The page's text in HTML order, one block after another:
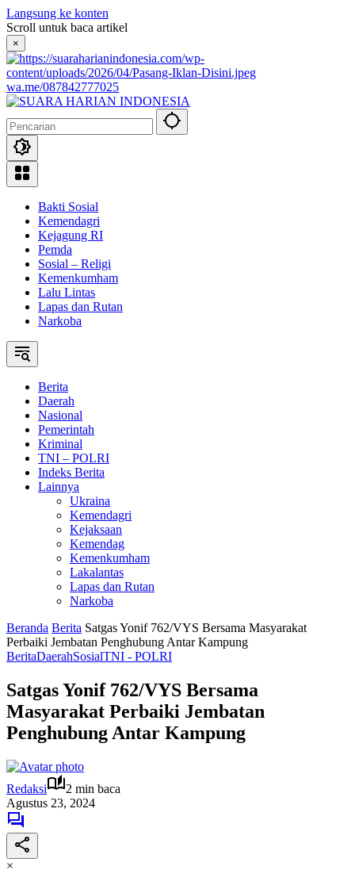
Langsung ke konten
Scroll untuk baca artikel
×
wa.me/087842777025
Bakti Sosial
Kemendagri
Kejagung RI
Pemda
Sosial – Religi
Kemenkumham
Lalu Lintas
Lapas dan Rutan
Narkoba
Berita
Daerah
Nasional
Pemerintah
Kriminal
TNI – POLRI
Indeks Berita
Lainnya
Ukraina
Kemendagri
Kejaksaan
Kemendag
Kemenkumham
Lakalantas
Lapas dan Rutan
Narkoba
Beranda Berita Satgas Yonif 762/VYS Bersama Masyarakat
Perbaiki Jembatan Penghubung Antar Kampung
BeritaDaerahSosialTNI - POLRI
Satgas Yonif 762/VYS Bersama
Masyarakat Perbaiki Jembatan
Penghubung Antar Kampung
Redaksi
2 min baca
Agustus 23, 2024
×